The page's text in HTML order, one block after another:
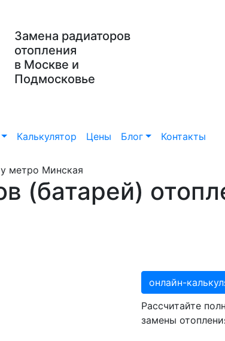
Замена радиаторов
отопления
в Москве и
Подмосковье
Калькулятор Цены Блог Контакты
метро Минская
(батарей)
онлайн-
Рассчитайте
замены